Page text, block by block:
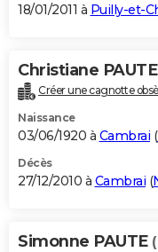
18/01/2011 à Puilly-et-
Christiane PAUTE
Créer une cagnotte
Naissance
03/06/1920 à Cambrai (
Décès
27/12/2010 à Cambrai (
Simonne PAUTE